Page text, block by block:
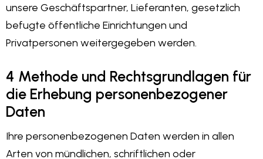
unsere Geschäftspartner, Lieferanten, gesetzlich
befugte öffentliche Einrichtungen und
Privatpersonen weitergegeben werden.
4 Methode und Rechtsgrundlagen für
die Erhebung personenbezogener
Daten
Ihre personenbezogenen Daten werden in allen
Arten von mündlichen, schriftlichen oder